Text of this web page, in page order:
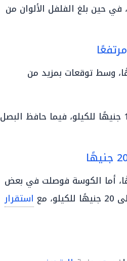
والشطة فسجلا حوالي 14 جنيهًا، في حين بلغ الفلفل الألوان من
اليوم ليسجل ما بين 20 إلى 24 جنيهًا، وسط توقعات بمزيد من
في المقابل، سجل البصل سعرًا تراوح بين 15 إلى 18 جنيهًا للكيلو، فيما حافظ البصل
استقرار